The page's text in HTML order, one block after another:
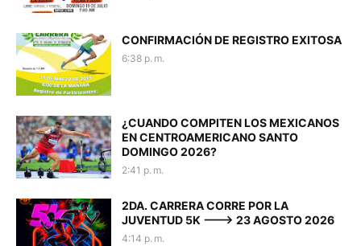
CONFIRMACIÓN DE REGISTRO EXITOSA
6:38 p. m.
¿CUANDO COMPITEN LOS MEXICANOS
EN CENTROAMERICANO SANTO
DOMINGO 2026?
2:41 p. m.
2DA. CARRERA CORRE POR LA
JUVENTUD 5K ---> 23 AGOSTO 2026
4:14 p. m.